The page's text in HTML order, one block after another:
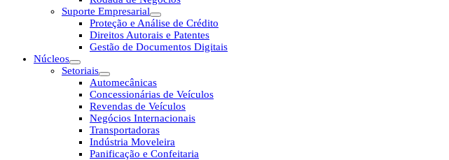
Suporte Empresarial
Proteção e Análise de Crédito
Direitos Autorais e Patentes
Gestão de Documentos Digitais
Núcleos
Setoriais
Automecânicas
Concessionárias de Veículos
Revendas de Veículos
Negócios Internacionais
Transportadoras
Indústria Moveleira
Panificação e Confeitaria